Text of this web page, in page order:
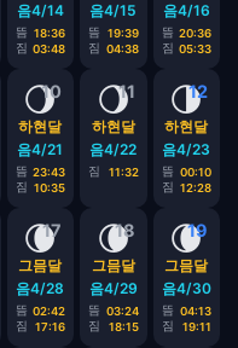
음4/14
뜸 18:36
짐 03:48
음4/15
뜸
19:39
짐 04:38
음4/16
뜸 20:36
짐 05:33
10
🌖
하현달
음4/21
뜸 23:43
짐 10:35
11
🌖
하현달
음4/22
짐 11:32
12
🌗
하현달
음4/23
뜸 00:10
짐 12:28
17
🌘
그믐달
음4/28
뜸 02:42
짐
17:16
18
🌘
그믐달
음4/29
뜸 03:24
짐
18:15
19
🌘
그믐달
음4/30
뜸 04:13
짐
19:11